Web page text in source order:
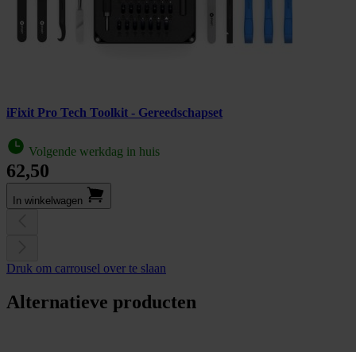
iFixit Pro Tech Toolkit - Gereedschapset
Volgende werkdag in huis
62,50
In winkel­wagen
Druk om carrousel over te slaan
Alternatieve producten